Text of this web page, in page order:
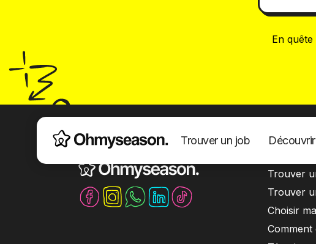
En
Trouver un job
La plateforme 100% jobs saisonniers
Trouver
Trouver
Choisir
Comment